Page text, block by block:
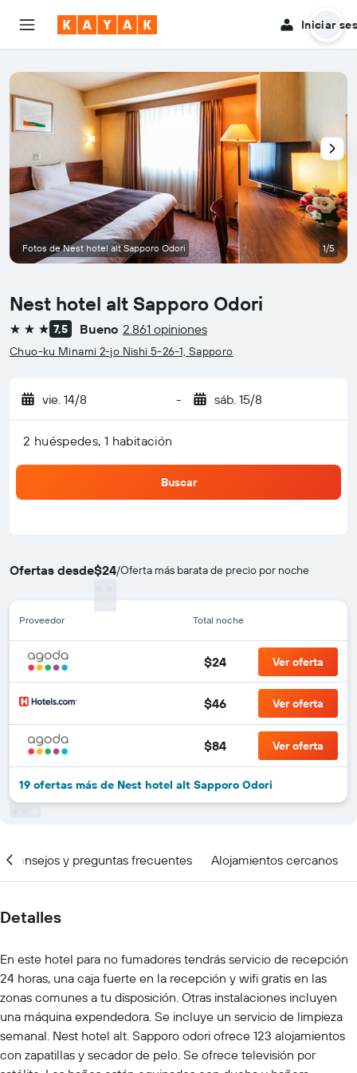
Iniciar
Nest hotel alt Sapporo Odori
3 estrellas
7,5 Bueno 2.861 opiniones
Chuo-ku Minami 2-jo Nishi 5-26-1, Sapporo
vie. 14/8 - sáb. 15/8
2 huéspedes, 1 habitación
Buscar
Ofertas desde$24/Oferta más barata de precio por noche
Proveedor Total noche
$24 Ver oferta
$46 Ver oferta
$84 Ver oferta
19 ofertas más de Nest hotel alt Sapporo Odori
Fotos de Nest hotel alt Sapporo Odori 1/5
Consejos y preguntas frecuentes Alojamientos cercanos
Detalles
En este hotel para no fumadores tendrás servicio de recepción
24 horas, una caja fuerte en la recepción y wifi gratis en las
zonas comunes a tu disposición. Otras instalaciones incluyen
una máquina expendedora. Se incluye un servicio de limpieza
semanal. Nest hotel alt. Sapporo odori ofrece 123 alojamientos
con zapatillas y secador de pelo. Se ofrece televisión por